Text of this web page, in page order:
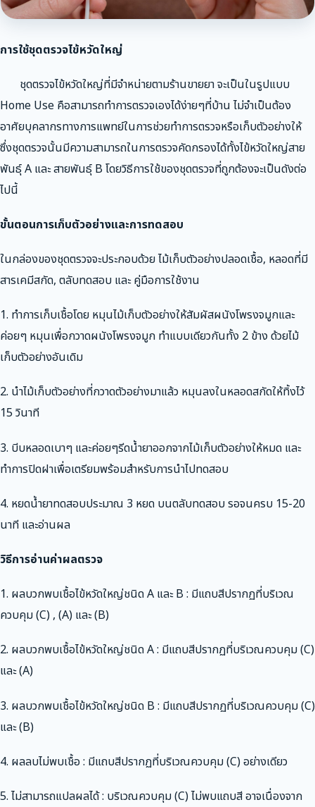
การใช้ชุดตรวจไข้หวัดใหญ่
ชุดตรวจไข้หวัดใหญ่ที่มีจำหน่ายตามร้านขายยา จะเป็นในรูปแบบ
Home Use คือสามารถทำการตรวจเองได้ง่ายๆที่บ้าน ไม่จำเป็นต้อง
อาศัยบุคลากรทางการแพทย์ในการช่วยทำการตรวจหรือเก็บตัวอย่างให้
ซึ่งชุดตรวจนั้นมีความสามารถในการตรวจคัดกรองได้ทั้งไข้หวัดใหญ่สาย
พันธุ์ A และ สายพันธุ์ B โดยวิธีการใช้ของชุดตรวจที่ถูกต้องจะเป็นดังต่อ
ไปนี้
ขั้นตอนการเก็บตัวอย่างและการทดสอบ
ในกล่องของชุดตรวจจะประกอบด้วย ไม้เก็บตัวอย่างปลอดเชื้อ, หลอดที่มี
สารเคมีสกัด, ตลับทดสอบ และ คู่มือการใช้งาน
1. ทำการเก็บเชื้อโดย หมุนไม้เก็บตัวอย่างให้สัมผัสผนังโพรงจมูกและ
ค่อยๆ หมุนเพื่อกวาดผนังโพรงจมูก ทำแบบเดียวกันทั้ง 2 ข้าง ด้วยไม้
เก็บตัวอย่างอันเดิม
2. นำไม้เก็บตัวอย่างที่กวาดตัวอย่างมาแล้ว หมุนลงในหลอดสกัดให้ทิ้งไว้
15 วินาที
3. บีบหลอดเบาๆ และค่อยๆรีดน้ำยาออกจากไม้เก็บตัวอย่างให้หมด และ
ทำการปิดฝาเพื่อเตรียมพร้อมสำหรับการนำไปทดสอบ
4. หยดน้ำยาทดสอบประมาณ 3 หยด บนตลับทดสอบ รอจนครบ 15-20
นาที และอ่านผล
วิธีการอ่านค่าผลตรวจ
1. ผลบวกพบเชื้อไข้หวัดใหญ่ชนิด A และ B : มีแถบสีปรากฏที่บริเวณ
ควบคุม (C) , (A) และ (B)
2. ผลบวกพบเชื้อไข้หวัดใหญ่ชนิด A : มีแถบสีปรากฏที่บริเวณควบคุม (C)
และ (A)
3. ผลบวกพบเชื้อไข้หวัดใหญ่ชนิด B : มีแถบสีปรากฏที่บริเวณควบคุม (C)
และ (B)
4. ผลลบไม่พบเชื้อ : มีแถบสีปรากฏที่บริเวณควบคุม (C) อย่างเดียว
5. ไม่สามารถแปลผลได้ : บริเวณควบคุม (C) ไม่พบแถบสี อาจเนื่องจาก